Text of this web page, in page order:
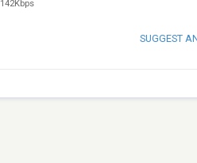
142Kbps
SUGGEST